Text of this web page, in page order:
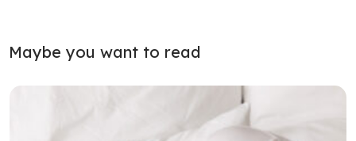
Maybe you want to read